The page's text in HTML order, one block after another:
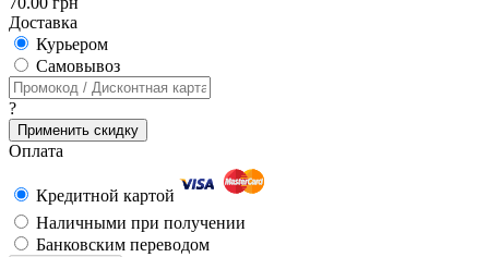
Доставка
Курьером
Cамовывоз
?
Применить скидку
Оплата
Кредитной картой
Наличными при получении
Банковским переводом